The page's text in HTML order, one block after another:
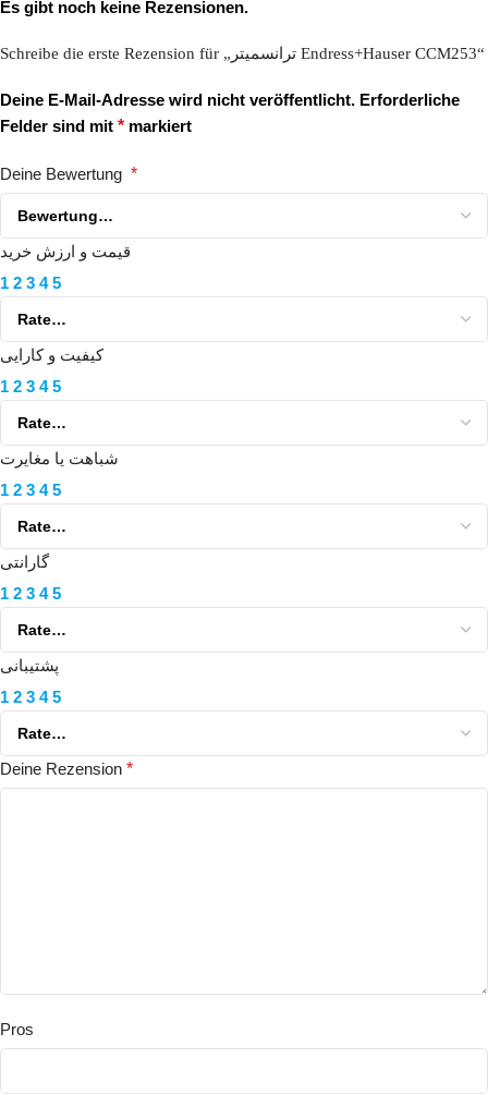
Es gibt noch keine Rezensionen.
Schreibe die erste Rezension für „ترانسمیتر Endress+Hauser CCM253“
Deine E-Mail-Adresse wird nicht veröffentlicht. Erforderliche
Felder sind mit * markiert
Deine Bewertung *
قیمت و ارزش خرید
1 2 3 4 5
کیفیت و کارایی
1 2 3 4 5
شباهت یا مغایرت
1 2 3 4 5
گارانتی
1 2 3 4 5
پشتیبانی
1 2 3 4 5
Deine Rezension *
Pros